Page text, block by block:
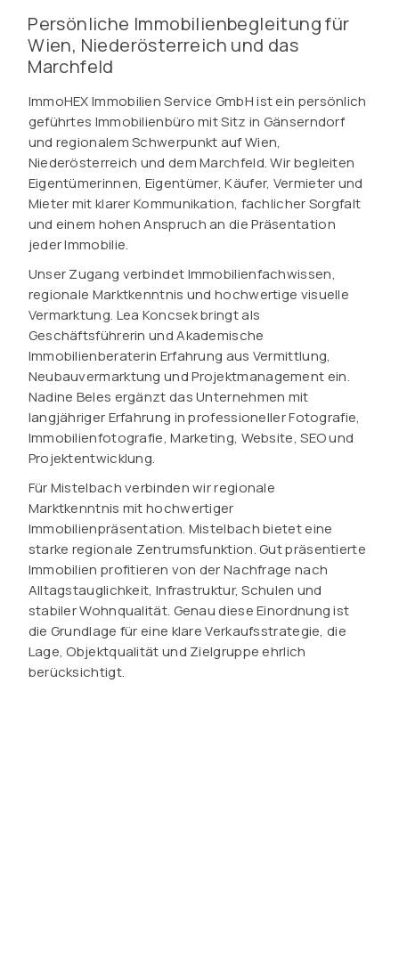
Persönliche Immobilienbegleitung für
Wien, Niederösterreich und das
Marchfeld
ImmoHEX Immobilien Service GmbH ist ein persönlich
geführtes Immobilienbüro mit Sitz in Gänserndorf
und regionalem Schwerpunkt auf Wien,
Niederösterreich und dem Marchfeld. Wir begleiten
Eigentümerinnen, Eigentümer, Käufer, Vermieter und
Mieter mit klarer Kommunikation, fachlicher Sorgfalt
und einem hohen Anspruch an die Präsentation
jeder Immobilie.
Unser Zugang verbindet Immobilienfachwissen,
regionale Marktkenntnis und hochwertige visuelle
Vermarktung. Lea Koncsek bringt als
Geschäftsführerin und Akademische
Immobilienberaterin Erfahrung aus Vermittlung,
Neubauvermarktung und Projektmanagement ein.
Nadine Beles ergänzt das Unternehmen mit
langjähriger Erfahrung in professioneller Fotografie,
Immobilienfotografie, Marketing, Website, SEO und
Projektentwicklung.
Für Mistelbach verbinden wir regionale
Marktkenntnis mit hochwertiger
Immobilienpräsentation. Mistelbach bietet eine
starke regionale Zentrumsfunktion. Gut präsentierte
Immobilien profitieren von der Nachfrage nach
Alltagstauglichkeit, Infrastruktur, Schulen und
stabiler Wohnqualität. Genau diese Einordnung ist
die Grundlage für eine klare Verkaufsstrategie, die
Lage, Objektqualität und Zielgruppe ehrlich
berücksichtigt.